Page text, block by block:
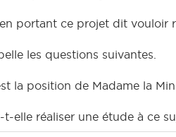
portant ce projet dit vouloir
les questions suivantes.
la position de Madame la
t-elle réaliser une étude à ce